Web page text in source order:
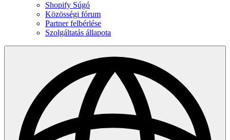
Shopify Súgó
Közösségi fórum
Partner felbérlése
Szolgáltatás állapota